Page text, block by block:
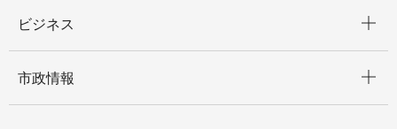
ビジネス
市政情報